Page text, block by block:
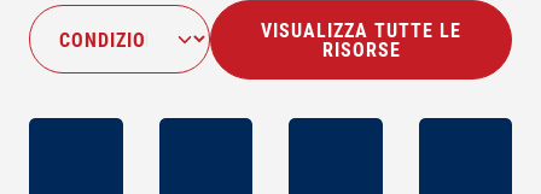
Ictus ricorrente
VISUALIZZA TUTTE LE
RISORSE